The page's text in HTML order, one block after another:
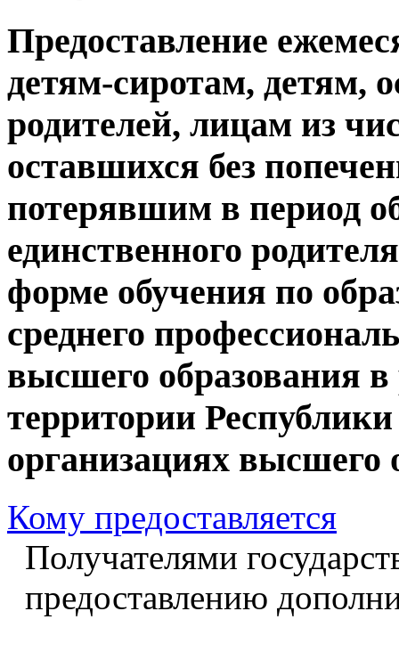
Предоставление
детям-сиротам, детям,
родителей, лицам из
оставшихся без
потерявшим в период
единственного
форме обучения по
среднего
высшего образования
территории
организациях высшего
Кому предоставляется
Получателями
предоставлению